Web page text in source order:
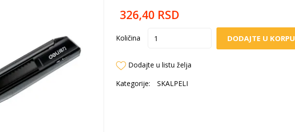
326,40 RSD
Količina DODAJTE U KORPU
Dodajte u listu želja
Kategorije:
SKALPELI